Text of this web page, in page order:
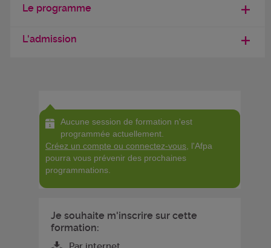
Le programme
L'admission
Aucune session de formation n'est
programmée actuellement.
Créez un compte ou connectez-vous , l'Afpa
pourra vous prévenir des prochaines
programmations.
Je souhaite m'inscrire sur cette
formation: